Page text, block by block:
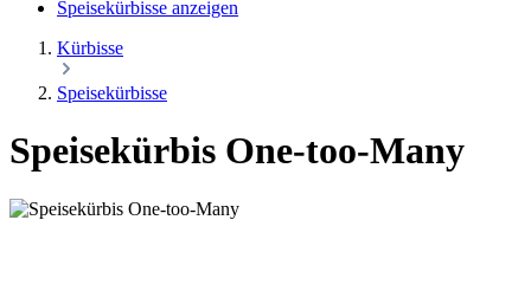
Speisekürbisse anzeigen
Kürbisse
Speisekürbisse
Speisekürbis One-too-Many